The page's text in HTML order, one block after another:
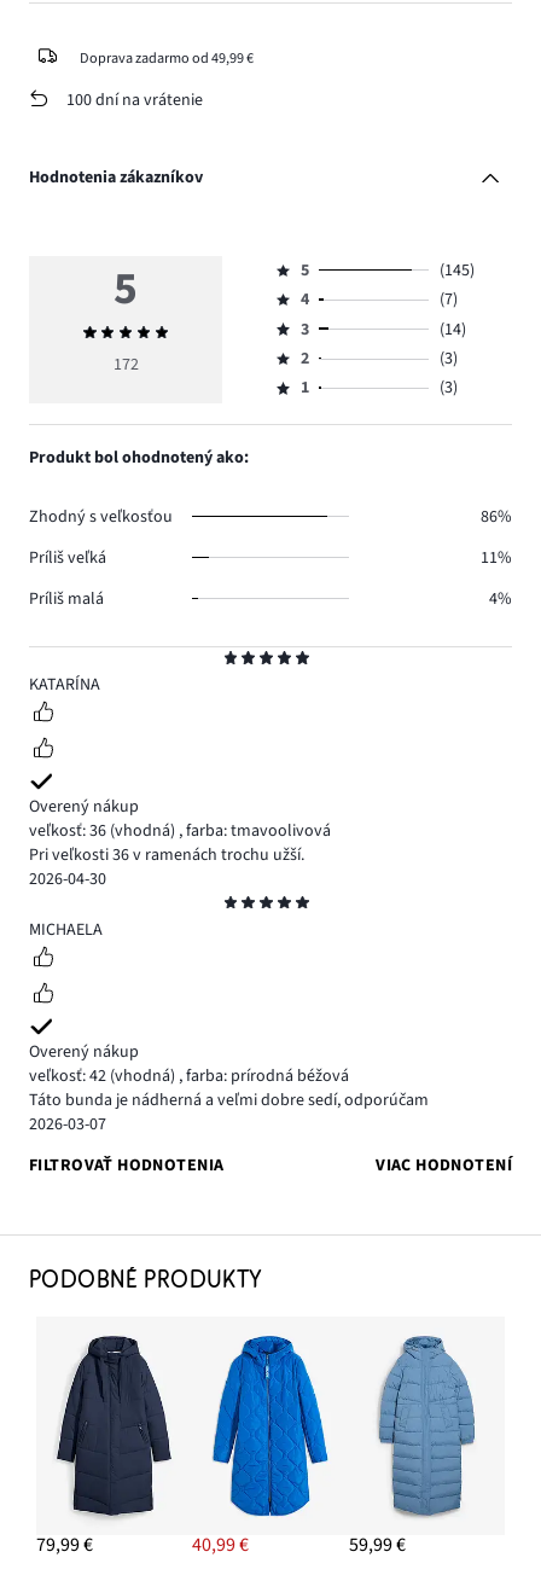
Doprava zadarmo od 49,99 €
100 dní na vrátenie
Hodnotenia zákazníkov
5
KATARÍNA
Overený nákup
veľkosť: 36 (vhodná) ,farba: tmavoolivová
Pri veľkosti 36 v ramenách trochu užší.
2026-04-30
5
MICHAELA
Overený nákup
veľkosť: 42 (vhodná) ,farba: prírodná béžová
Táto bunda je nádherná a veľmi dobre sedí, odporúčam
2026-03-07
FILTROVAŤ HODNOTENIA
VIAC HODNOTENÍ
5
Priemerné
hodnotenie
172
Hodnotenie
5,
počet
hlasov
145.
5
(145)
Hodnotenie
4,
počet
hlasov
4
(7)
Hodnotenie
3,
počet
3
(14)
Hodnotenie
2,
2
(3)
Hodnotenie
1,
1 (3)
Produkt bol ohodnotený ako:
Zhodný s veľkosťou
86%
Príliš veľká
11%
Príliš malá
4%
PODOBNÉ PRODUKTY
79,99 € 40,99 € 59,99 €